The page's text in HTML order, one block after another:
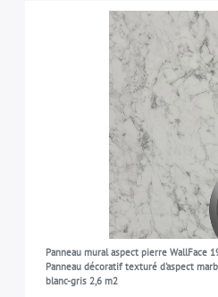
Panneau mural aspect pierre WallFace
Panneau décoratif texturé d'aspect
blanc-gris 2,6 m2